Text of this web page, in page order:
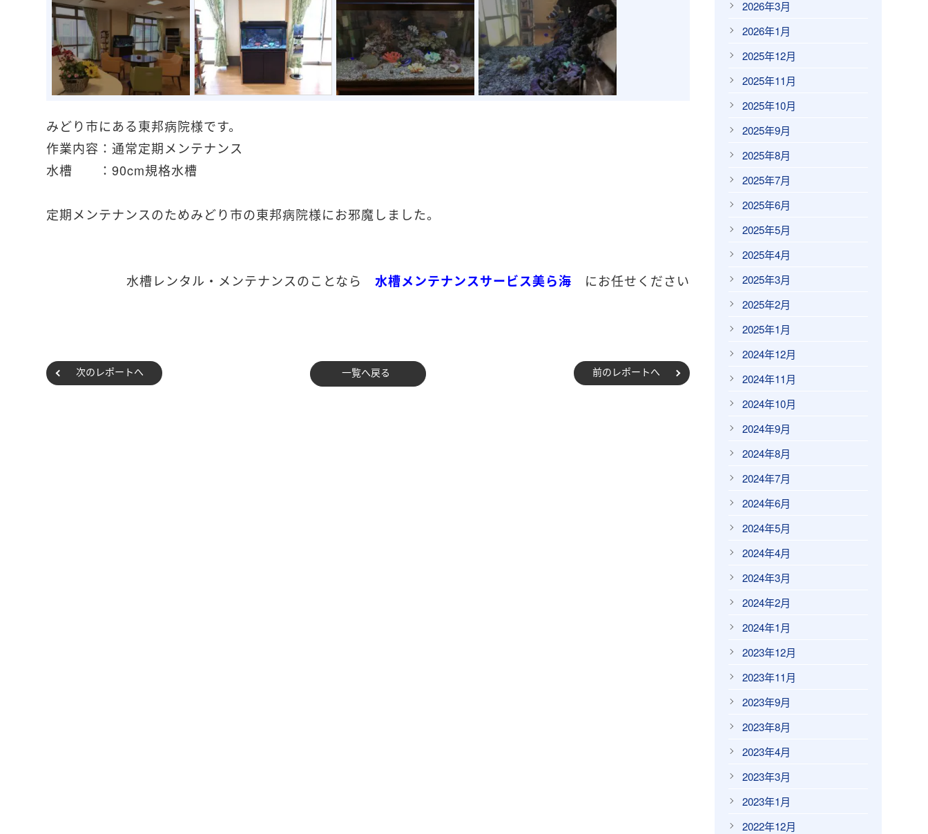
みどり市にある東邦病院様です。
作業内容：通常定期メンテナンス
水槽 ：90cm規格水槽
定期メンテナンスのためみどり市の東邦病院様にお邪魔しました。
水槽レンタル・メンテナンスのことなら 水槽メンテナンスサービス美ら海 にお任せください
次のレポートへ 一覧へ戻る 前のレポートへ
2026年3月
2026年1月
2025年12月
2025年11月
2025年10月
2025年9月
2025年8月
2025年7月
2025年6月
2025年5月
2025年4月
2025年3月
2025年2月
2025年1月
2024年12月
2024年11月
2024年10月
2024年9月
2024年8月
2024年7月
2024年6月
2024年5月
2024年4月
2024年3月
2024年2月
2024年1月
2023年12月
2023年11月
2023年9月
2023年8月
2023年4月
2023年3月
2023年1月
2022年12月